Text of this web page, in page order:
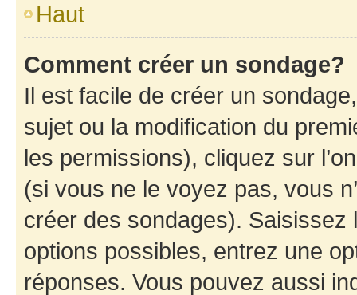
Haut
Comment créer un sondage?
Il est facile de créer un
sujet ou la modification du
les permissions), cliquez sur
(si vous ne le voyez pas, vous
créer des sondages).
options possibles, entrez une
réponses. Vous pouvez aussi